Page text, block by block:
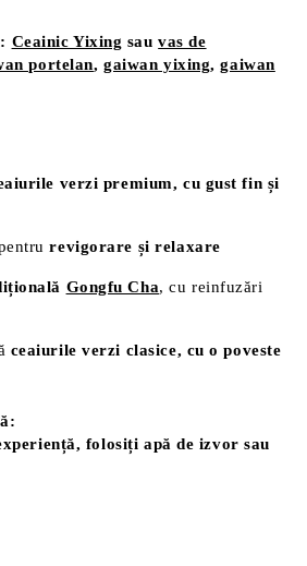
Ceainic Yixing sauvas de
portelan,gaiwan yixing,gaiwan
verzi premium, cu gust fin și
revigorare și relaxare
Gongfu Cha, cu reinfuzări
ceaiurile verzi clasice, cu o poveste
folosiți apă de izvor sau